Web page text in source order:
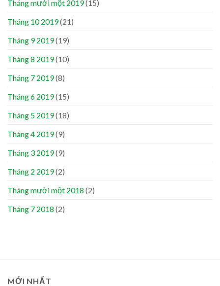
Tháng mười một 2019(15)
Tháng 10 2019(21)
Tháng 9 2019(19)
Tháng 8 2019(10)
Tháng 7 2019(8)
Tháng 6 2019(15)
Tháng 5 2019(18)
Tháng 4 2019(9)
Tháng 3 2019(9)
Tháng 2 2019(2)
Tháng mười một 2018 (2)
Tháng 7 2018 (2)
MỚI NHẤT